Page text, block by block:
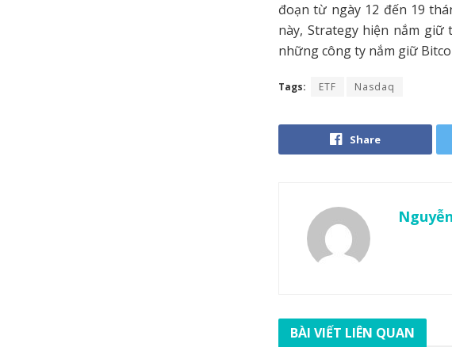
đoạn từ ngày 12 đến 19
này, Strategy hiện nắm
những công ty nắm giữ
Tags: ETF Nasdaq
Share
BÀI VIẾT LIÊN QUAN